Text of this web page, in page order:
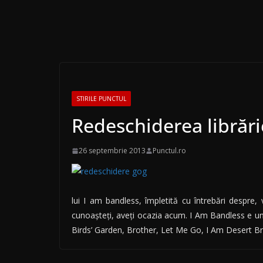
STIRILE PUNCTUL
Redeschiderea
26 septembrie 2013 Punctul.ro
lui I am bandless, împletită cu întrebări
cunoașteți, aveți ocazia acum. I Am Bandless e
Birds’ Garden, Brother, Let Me Go, I Am Desert